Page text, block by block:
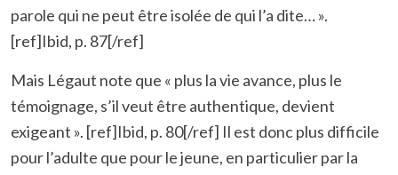
parole qui ne peut être isolée de qui l’a dite… ».
[ref]Ibid, p. 87[/ref]
Mais Légaut note que « plus la vie avance, plus le
témoignage, s’il veut être authentique, devient
exigeant ». [ref]Ibid, p. 80[/ref] Il est donc plus difficile
pour l’adulte que pour le jeune, en particulier par la